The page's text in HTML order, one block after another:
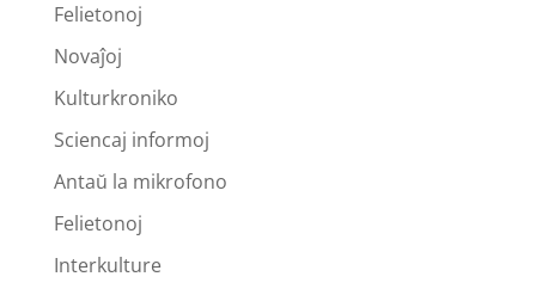
Felietonoj
Novaĵoj
Kulturkroniko
Sciencaj informoj
Antaŭ la mikrofono
Felietonoj
Interkulture